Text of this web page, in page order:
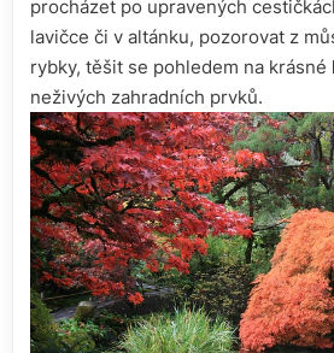
procházet po upravených
lavičce či v altánku, pozorovat z
rybky, těšit se pohledem na krásné
neživých zahradních prvků.